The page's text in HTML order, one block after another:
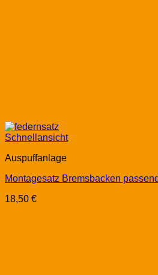
Schnellansicht
Auspuffanlage
Montagesatz Bremsbacken
18,50 €